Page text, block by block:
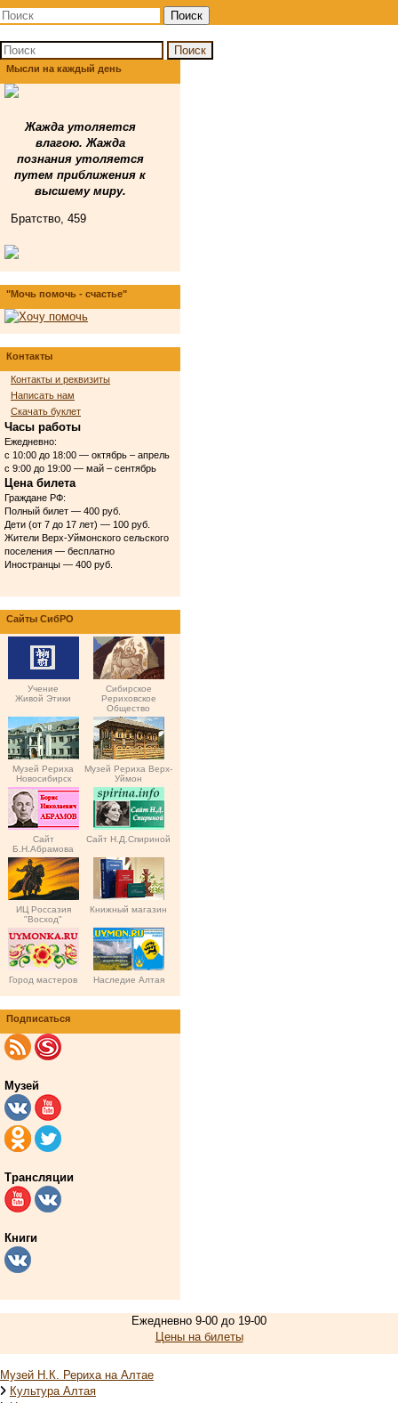
Поиск
Поиск
Мысли на каждый день
Жажда утоляется
влагою. Жажда
познания утоляется
путем приближения к
высшему миру.
Братство, 459
"Мочь помочь - счастье"
Контакты
Контакты и реквизиты
Написать нам
Скачать буклет
Часы работы
Ежедневно:
с 10:00 до 18:00 — октябрь – апрель
с 9:00 до 19:00 — май – сентябрь
Цена билета
Граждане РФ:
Полный билет — 400 руб.
Дети (от 7 до 17 лет) — 100 руб.
Жители Верх-Уймонского сельского
поселения — бесплатно
Иностранцы — 400 руб.
Сайты СибРО
Учение
Живой Этики
Сибирское
Рериховское
Общество
Музей Рериха
Новосибирск
Музей Рериха Верх-
Уймон
Сайт
Б.Н.Абрамова
Сайт Н.Д.Спириной
ИЦ Россазия
"Восход"
Книжный магазин
Город мастеров Наследие Алтая
Подписаться
Музей
Трансляции
Книги
Ежедневно 9-00 до 19-00
Цены на билеты
Музей Н.К. Рериха на Алтае
Культура Алтая